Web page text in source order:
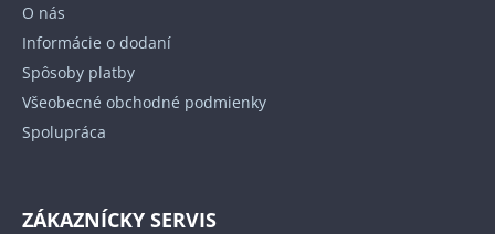
O nás
Informácie o dodaní
Spôsoby platby
Všeobecné obchodné podmienky
Spolupráca
ZÁKAZNÍCKY SERVIS